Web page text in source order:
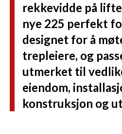
rekkevidde på
nye 225 perfekt
designet for å
trepleiere, og
utmerket til
eiendom,
konstruksjon og